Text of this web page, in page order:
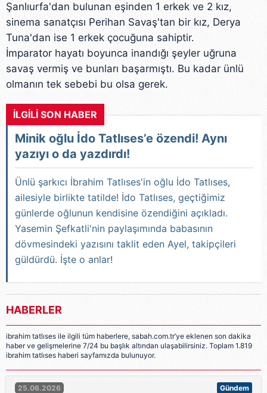
Şanlıurfa'dan bulunan eşinden 1 erkek ve 2 kız,
sinema sanatçısı Perihan Savaş'tan bir kız, Derya
Tuna'dan ise 1 erkek çocuğuna sahiptir.
İmparator hayatı boyunca inandığı şeyler uğruna
savaş vermiş ve bunları başarmıştı. Bu kadar ünlü
olmanın tek sebebi bu olsa gerek.
İLGİLİ SON HABER
Minik oğlu İdo Tatlıses’e özendi! Aynı
yazıyı o da yazdırdı!
Ünlü şarkıcı İbrahim Tatlıses'in oğlu İdo Tatlıses,
ailesiyle birlikte tatilde! İdo Tatlıses, geçtiğimiz
günlerde oğlunun kendisine özendiğini açıkladı.
Yasemin Şefkatli'nin paylaşımında babasının
dövmesindeki yazısını taklit eden Ayel, takipçileri
güldürdü. İşte o anlar!
HABERLER
ibrahim tatlıses ile ilgili tüm haberlere, sabah.com.tr’ye eklenen son dakika
haber ve gelişmelerine 7/24 bu başlık altından ulaşabilirsiniz. Toplam 1.819
ibrahim tatlıses haberi sayfamızda bulunuyor.
25.06.2026 Gündem